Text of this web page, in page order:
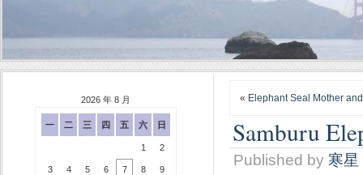
« Elephant Seal Mother
Samburu
Published by 寒星
2026 年 8 月
一 二 三 四 五 六 日
1 2
3 4 5 6 7 8 9